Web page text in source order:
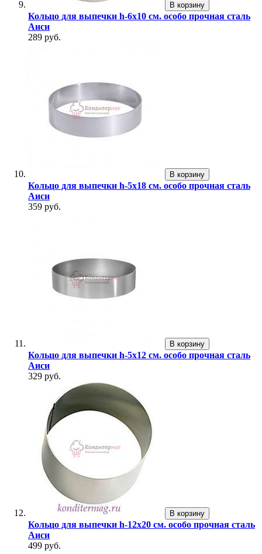
В корзину
Кольцо для выпечки h-6х10 см. особо прочная сталь
Аиси
289 руб.
В корзину
Кольцо для выпечки h-5х18 см. особо прочная сталь
Аиси
359 руб.
В корзину
Кольцо для выпечки h-5х12 см. особо прочная сталь
Аиси
329 руб.
В корзину
Кольцо для выпечки h-12х20 см. особо прочная сталь
Аиси
499 руб.